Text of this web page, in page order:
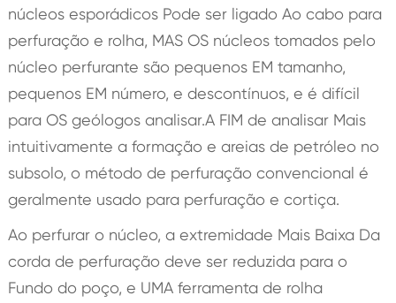
núcleos esporádicos Pode ser ligado Ao cabo para
perfuração e rolha, MAS OS núcleos tomados pelo
núcleo perfurante são pequenos EM tamanho,
pequenos EM número, e descontínuos, e é difícil
para OS geólogos analisar.A FIM de analisar Mais
intuitivamente a formação e areias de petróleo no
subsolo, o método de perfuração convencional é
geralmente usado para perfuração e cortiça.
Ao perfurar o núcleo, a extremidade Mais Baixa Da
corda de perfuração deve ser reduzida para o
Fundo do poço, e UMA ferramenta de rolha